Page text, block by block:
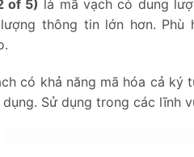
of 5) là mã vạch có dung
thông tin lớn hơn.
có khả năng mã hóa cả
Sử dụng trong các lĩnh